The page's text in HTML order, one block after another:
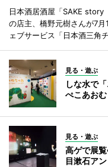
日本酒居酒屋「SAKE story
の店主、橋野元樹さんが7
ェブサービス「日本酒三角
見る・遊ぶ
しな水で
ぺこあお
見る・遊ぶ
高ゲで展
目漱石ア